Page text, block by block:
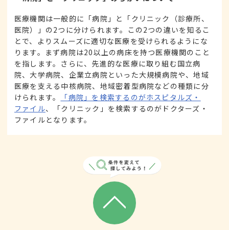
医療機関は一般的に「病院」と「クリニック（診療所、
医院）」の2つに分けられます。この2つの違いを知るこ
とで、よりスムーズに適切な医療を受けられるようにな
ります。まず病院は20以上の病床を持つ医療機関のこと
を指します。さらに、先進的な医療に取り組む国立病
院、大学病院、企業立病院といった大規模病院や、地域
医療を支える中核病院、地域密着型病院などの種類に分
けられます。
「病院」を検索するのがホスピタルズ・
ファイル、「クリニック」を検索するのがドクターズ・
ファイルとなります。